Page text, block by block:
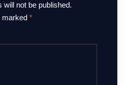
will not be published.
marked *